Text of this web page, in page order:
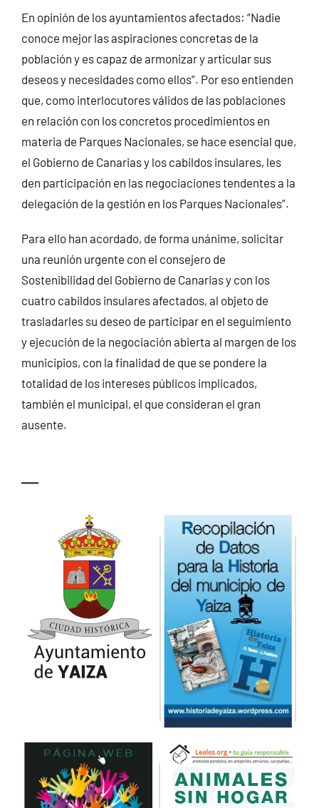
En opinión de los ayuntamientos afectados: “Nadie
conoce mejor las aspiraciones concretas de la
población y es capaz de armonizar y articular sus
deseos y necesidades como ellos”. Por eso entienden
que, como interlocutores válidos de las poblaciones
en relación con los concretos procedimientos en
materia de Parques Nacionales, se hace esencial que,
el Gobierno de Canarias y los cabildos insulares, les
den participación en las negociaciones tendentes a la
delegación de la gestión en los Parques Nacionales”.
Para ello han acordado, de forma unánime, solicitar
una reunión urgente con el consejero de
Sostenibilidad del Gobierno de Canarias y con los
cuatro cabildos insulares afectados, al objeto de
trasladarles su deseo de participar en el seguimiento
y ejecución de la negociación abierta al margen de los
municipios, con la finalidad de que se pondere la
totalidad de los intereses públicos implicados,
también el municipal, el que consideran el gran
ausente.
—